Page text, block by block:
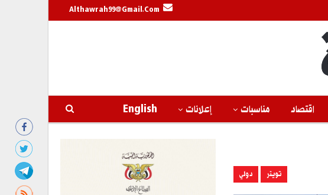
Althawrah99@gmail.com
اقتصاد مناسبات إعلانات English
تويتر دولي